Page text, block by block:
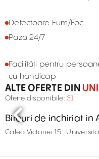
Detectoare Fum/Foc
Paza 24/7
Facilități pentru
cu handicap
ALTE OFERTE DIN
Oferte disponibile: 31
Birouri de inchiriat in
Calea Victoriei 15 ,